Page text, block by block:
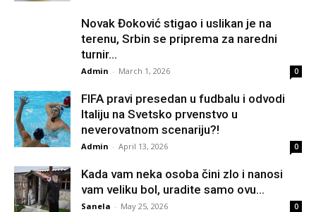
Novak Đoković stigao i uslikan je na
terenu, Srbin se priprema za naredni
turnir...
Admin - March 1, 2026 0
FIFA pravi presedan u fudbalu i odvodi
Italiju na Svetsko prvenstvo u
neverovatnom scenariju?!
Admin - April 13, 2026 0
Kada vam neka osoba čini zlo i nanosi
vam veliku bol, uradite samo ovu...
Sanela - May 25, 2026 0